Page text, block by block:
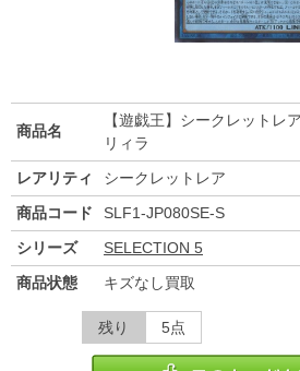
商品名
【遊戯王】シークレット
リィラ
レアリティ
シークレットレア
商品コード
SLF1-JP080SE-S
シリーズ
SELECTION 5
商品状態
キズなし買取
残り 5点